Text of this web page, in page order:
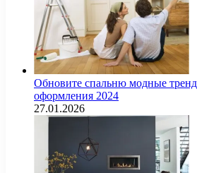
Обновите спальню модные
оформления 2024
27.01.2026